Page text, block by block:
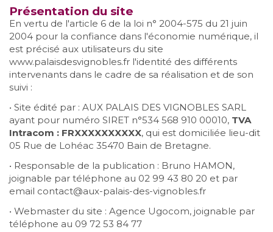
Présentation du site
En vertu de l'article 6 de la loi n° 2004-575 du 21 juin
2004 pour la confiance dans l'économie numérique, il
est précisé aux utilisateurs du site
www.palaisdesvignobles.fr l'identité des différents
intervenants dans le cadre de sa réalisation et de son
suivi :
• Site édité par : AUX PALAIS DES VIGNOBLES SARL
ayant pour numéro SIRET n°534 568 910 00010, TVA
Intracom : FRXXXXXXXXXX, qui est domiciliée lieu-dit
05 Rue de Lohéac 35470 Bain de Bretagne.
• Responsable de la publication : Bruno HAMON,
joignable par téléphone au 02 99 43 80 20 et par
email contact@aux-palais-des-vignobles.fr
• Webmaster du site : Agence Ugocom, joignable par
téléphone au 09 72 53 84 77